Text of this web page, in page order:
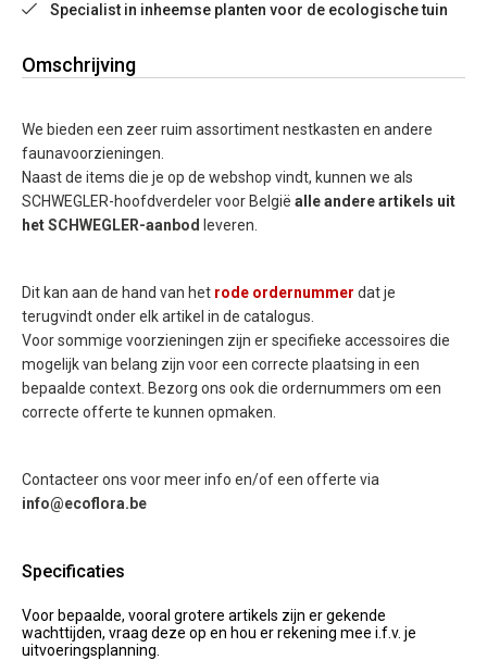
Specialist in inheemse planten voor de ecologische tuin
Omschrijving
We bieden een zeer ruim assortiment nestkasten en andere
faunavoorzieningen.
Naast de items die je op de webshop vindt, kunnen we als
SCHWEGLER-hoofdverdeler voor België alle andere artikels uit
hetSCHWEGLER-aanbod leveren.
Dit kan aan de hand van het rode ordernummer dat je
terugvindt onder elk artikel in de catalogus.
Voor sommige voorzieningen zijn er specifieke accessoires die
mogelijk van belang zijn voor een correcte plaatsing in een
bepaalde context. Bezorg ons ook die ordernummers om een
correcte offerte te kunnen opmaken.
Contacteer ons voor meer info en/of een offerte via
info@ecoflora.be
Specificaties
Voor bepaalde, vooral grotere artikels zijn er gekende
wachttijden, vraag deze op en hou er rekening mee i.f.v. je
uitvoeringsplanning.